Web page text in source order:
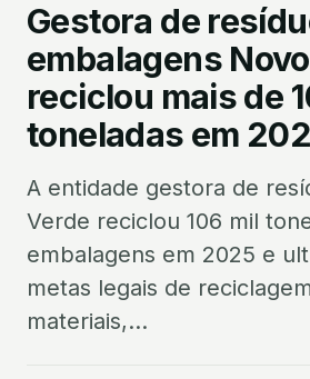
Gestora de
embalagens
reciclou mais de
toneladas em
A entidade gestora de
Verde reciclou 106 mil
embalagens em 2025 e
metas legais de
materiais,...